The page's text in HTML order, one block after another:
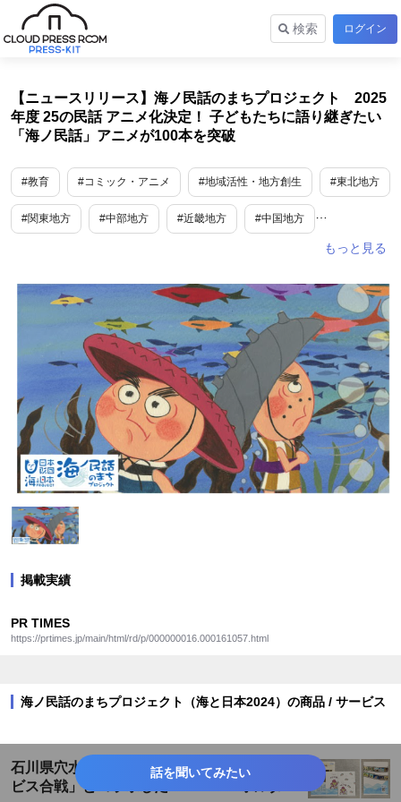
検索 ログイン
【ニュースリリース】海ノ民話のまちプロジェクト 2025
年度 25の民話 アニメ化決定！ 子どもたちに語り継ぎたい
「海ノ民話」アニメが100本を突破
#教育 #コミック・アニメ #地域活性・地方創生 #東北地方
#関東地方 #中部地方 #近畿地方 #中国地方
掲載実績
PR TIMES
https://prtimes.jp/main/html/rd/p/000000016.000161057.html
海ノ民話のまちプロジェクト（海と日本2024）の商品 / サービス
石川県穴水町の海ノ民話アニメーション「エ
ビス合戦」とコラボした「ペーパーホルダ
話を聞いてみたい